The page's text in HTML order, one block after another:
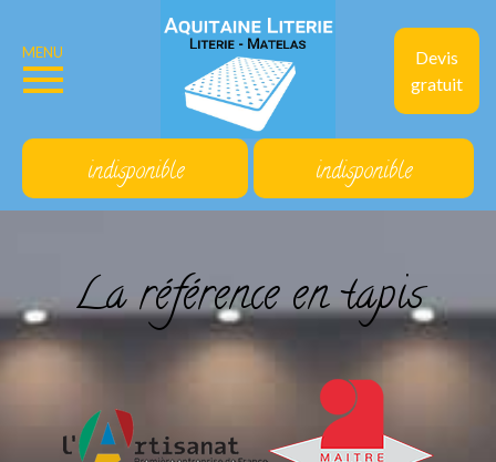
Devis
gratuit
MENU
indisponible indisponible
La référence en tapis